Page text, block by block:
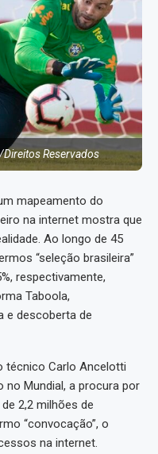
Direitos Reservados
mapeamento do
na internet mostra que
Ao longo de 45
“seleção brasileira”
respectivamente,
Taboola,
e descoberta de
técnico Carlo Ancelotti
no Mundial, a procura por
2,2 milhões de
“convocação”, o
na internet.